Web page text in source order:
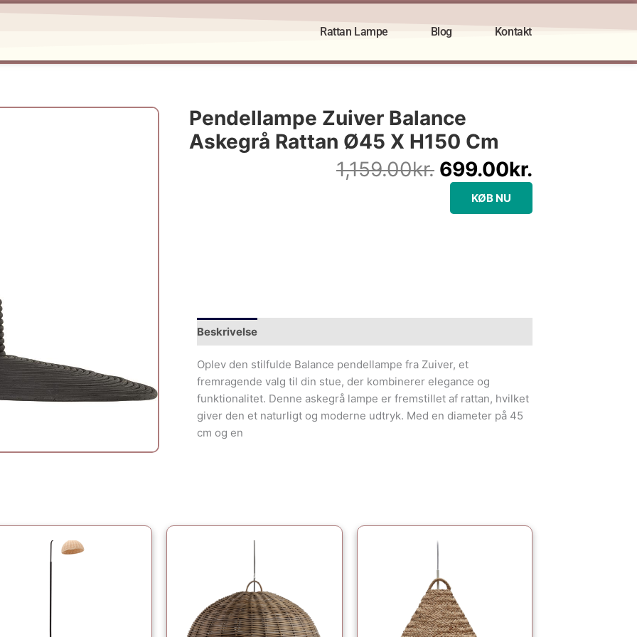
Rattan Lampe Blog Kontakt
Pendellampe Zuiver Balance
Askegrå Rattan Ø45 X H150 Cm
1,159.00kr.
oprindelige
pris
var:
1,159.00kr..
699.00kr.
KØB NU
Beskrivelse
Oplev den stilfulde Balance pendellampe fra Zuiver, et
fremragende valg til din stue, der kombinerer elegance og
funktionalitet. Denne askegrå lampe er fremstillet af rattan, hvilket
giver den et naturligt og moderne udtryk. Med en diameter på 45
cm og en